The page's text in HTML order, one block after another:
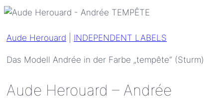
Aude Herouard INDEPENDENT LABELS
Das Modell Andrée in der Farbe „tempête“ (Sturm)
Aude Herouard – Andrée